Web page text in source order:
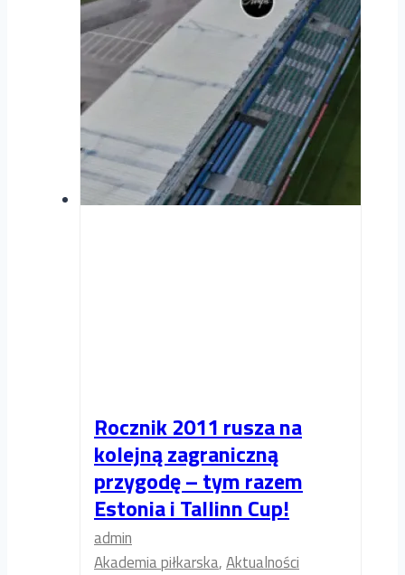
Rocznik 2011 rusza na
kolejną zagraniczną
przygodę – tym razem
Estonia i Tallinn Cup!
admin
Akademia piłkarska,Aktualności